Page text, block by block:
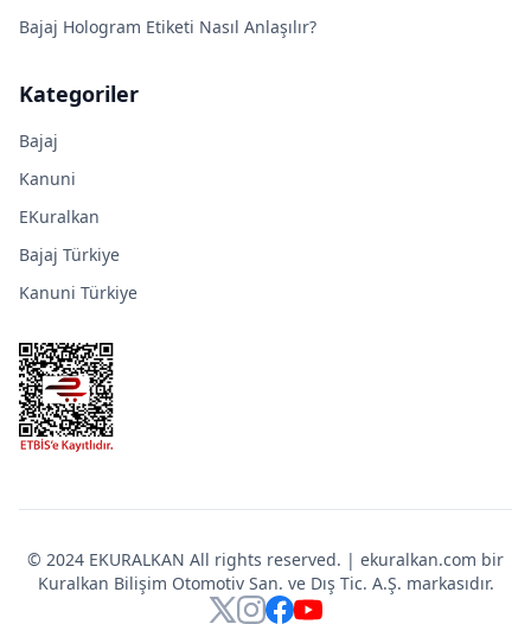
Bajaj Hologram Etiketi Nasıl Anlaşılır?
Kategoriler
Bajaj
Kanuni
EKuralkan
Bajaj Türkiye
Kanuni Türkiye
© 2024 EKURALKAN All rights reserved. | ekuralkan.com bir
Kuralkan Bilişim Otomotiv San. ve Dış Tic. A.Ş. markasıdır.